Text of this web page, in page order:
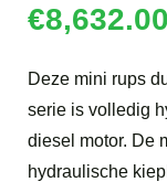
€8,632.00
Deze mini rups
serie is volledig
diesel motor. De
hydraulische